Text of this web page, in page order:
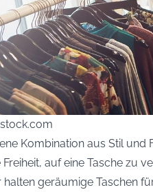
Kombination aus Stil und
Freiheit, auf eine Tasche zu
halten geräumige Taschen